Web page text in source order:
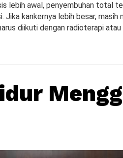
lebih awal, penyembuhan total
Jika kankernya lebih besar,
diikuti dengan radioterapi